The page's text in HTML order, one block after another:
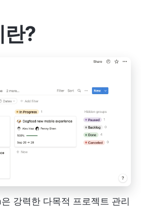
?
강력한 다목적 프로젝트 관리